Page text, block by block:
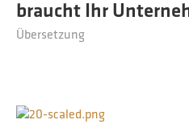
braucht Ihr
Übersetzung